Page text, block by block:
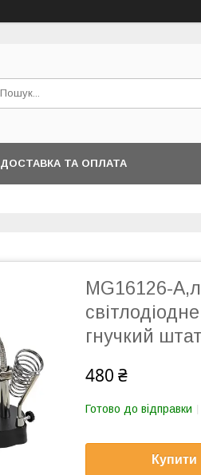
ДОСТАВКА ТА ОПЛАТА
MG16126-
гнучкий
480 ₴
Готово до відправки
Купити